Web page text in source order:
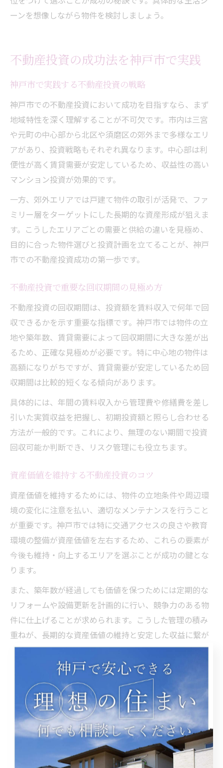
ーンを想像しながら物件を検討しましょう。
不動産投資の成功法を神戸市で実践
神戸市で実践する不動産投資の戦略
神戸市での不動産投資において成功を目指すなら、まず
地域特性を深く理解することが不可欠です。市内は三宮
や元町の中心部から北区や須磨区の郊外まで多様なエリ
アがあり、投資戦略もそれぞれ異なります。中心部は利
便性が高く賃貸需要が安定しているため、収益性の高い
マンション投資が効果的です。
一方、郊外エリアでは戸建て物件の取引が活発で、ファ
ミリー層をターゲットにした長期的な資産形成が狙えま
す。こうしたエリアごとの需要と供給の違いを見極め、
目的に合った物件選びと投資計画を立てることが、神戸
市での不動産投資成功の第一歩です。
不動産投資で重要な回収期間の見極め方
不動産投資の回収期間は、投資額を賃料収入で何年で回
収できるかを示す重要な指標です。神戸市では物件の立
地や築年数、賃貸需要によって回収期間に大きな差が出
るため、正確な見極めが必要です。特に中心地の物件は
高額になりがちですが、賃貸需要が安定しているため回
収期間は比較的短くなる傾向があります。
具体的には、年間の賃料収入から管理費や修繕費を差し
引いた実質収益を把握し、初期投資額と照らし合わせる
方法が一般的です。これにより、無理のない期間で投資
回収可能か判断でき、リスク管理にも役立ちます。
資産価値を維持する不動産投資のコツ
資産価値を維持するためには、物件の立地条件や周辺環
境の変化に注意を払い、適切なメンテナンスを行うこと
が重要です。神戸市では特に交通アクセスの良さや教育
環境の整備が資産価値を左右するため、これらの要素が
今後も維持・向上するエリアを選ぶことが成功の鍵とな
ります。
また、築年数が経過しても価値を保つためには定期的な
リフォームや設備更新を計画的に行い、競争力のある物
件に仕上げることが求められます。こうした管理の積み
重ねが、長期的な資産価値の維持と安定した収益に繋が
ります。
賃貸需要が高い不動産選びのポイント
神戸市で賃貸需要が高い不動産を選ぶには、駅からの距
離や周辺の生活利便施設の充実度、治安の良さを重視す
ることがポイントです。特に三宮や元町などの中心部は
通勤・通学に便利で、単身者や若い世代からの需要が高
い傾向にあります。